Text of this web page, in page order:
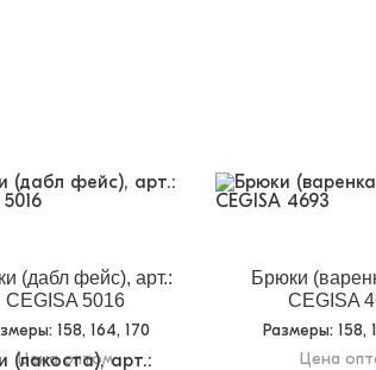
(дабл фейс), арт.:
CEGISA 5016
: 158, 164, 170
Цена оптом
Брюки
CEGISA
Размеры: 158,
Цена